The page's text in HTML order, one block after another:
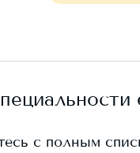
с полным